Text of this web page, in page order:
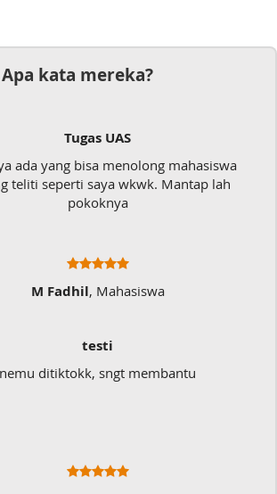
Apa kata mereka?
Tugas UAS
ada yang bisa menolong mahasiswa
teliti seperti saya wkwk. Mantap lah
pokoknya
M Fadhil, Mahasiswa
testi
nemu ditiktokk, sngt membantu